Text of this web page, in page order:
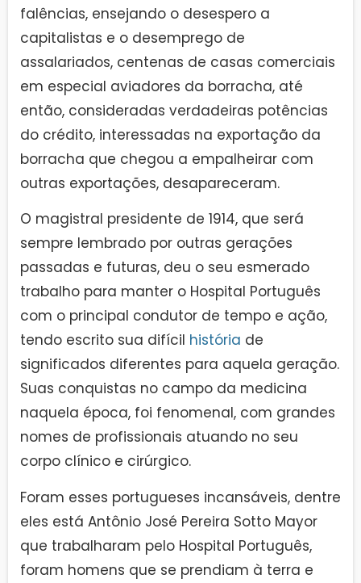
falências, ensejando o desespero a
capitalistas e o desemprego de
assalariados, centenas de casas comerciais
em especial aviadores da borracha, até
então, consideradas verdadeiras potências
do crédito, interessadas na exportação da
borracha que chegou a empalheirar com
outras exportações, desapareceram.
O magistral presidente de 1914, que será
sempre lembrado por outras gerações
passadas e futuras, deu o seu esmerado
trabalho para manter o Hospital Português
com o principal condutor de tempo e ação,
tendo escrito sua difícil história de
significados diferentes para aquela geração.
Suas conquistas no campo da medicina
naquela época, foi fenomenal, com grandes
nomes de profissionais atuando no seu
corpo clínico e cirúrgico.
Foram esses portugueses incansáveis, dentre
eles está Antônio José Pereira Sotto Mayor
que trabalharam pelo Hospital Português,
foram homens que se prendiam à terra e